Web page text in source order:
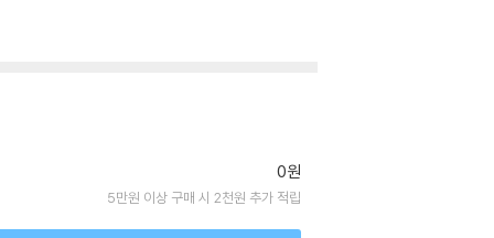
0원
5만원 이상 구매 시 2천원 추가 적립